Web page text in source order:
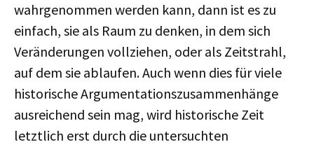
wahrgenommen werden kann, dann ist es zu
einfach, sie als Raum zu denken, in dem sich
Veränderungen vollziehen, oder als Zeitstrahl,
auf dem sie ablaufen. Auch wenn dies für viele
historische Argumentationszusammenhänge
ausreichend sein mag, wird historische Zeit
letztlich erst durch die untersuchten